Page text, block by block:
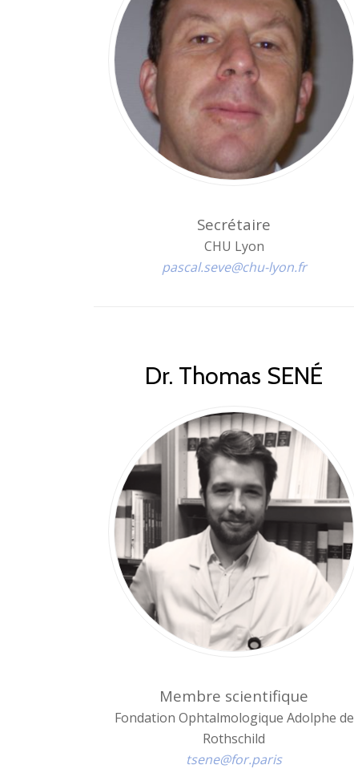
Secrétaire
CHU Lyon
pascal.seve@chu-lyon.fr
Dr. Thomas SENÉ
Membre scientifique
Fondation Ophtalmologique Adolphe de
Rothschild
tsene@for.paris